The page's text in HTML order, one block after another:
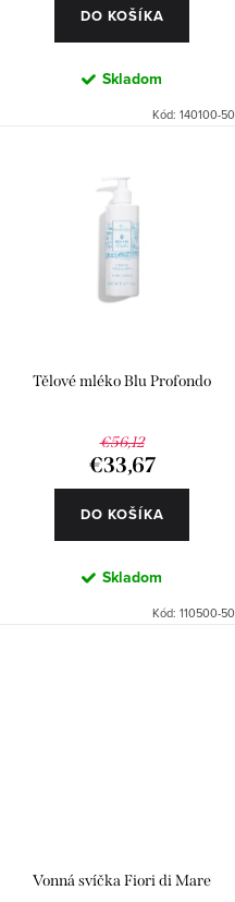
DO KOŠÍKA
Skladom
Kód: 140100-50
Tělové mléko Blu Profondo
€56,12
€33,67
DO KOŠÍKA
Skladom
Kód: 110500-50
Vonná svíčka Fiori di Mare